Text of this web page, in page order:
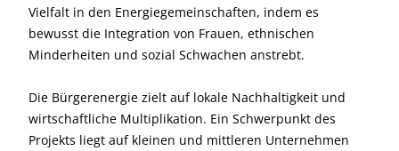
Vielfalt in den Energiegemeinschaften, indem es
bewusst die Integration von Frauen, ethnischen
Minderheiten und sozial Schwachen anstrebt.
Die Bürgerenergie zielt auf lokale Nachhaltigkeit und
wirtschaftliche Multiplikation. Ein Schwerpunkt des
Projekts liegt auf kleinen und mittleren Unternehmen